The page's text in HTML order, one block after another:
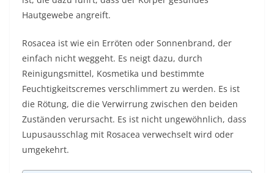
Hautgewebe angreift.
Rosacea ist wie ein Erröten oder Sonnenbrand, der
einfach nicht weggeht. Es neigt dazu, durch
Reinigungsmittel, Kosmetika und bestimmte
Feuchtigkeitscremes verschlimmert zu werden. Es ist
die Rötung, die die Verwirrung zwischen den beiden
Zuständen verursacht. Es ist nicht ungewöhnlich, dass
Lupusausschlag mit Rosacea verwechselt wird oder
umgekehrt.